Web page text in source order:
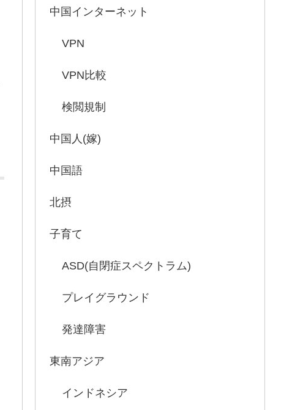
中国インターネット
VPN
VPN比較
検閲規制
中国人(嫁)
中国語
北摂
子育て
ASD(自閉症スペクトラム)
プレイグラウンド
発達障害
東南アジア
インドネシア